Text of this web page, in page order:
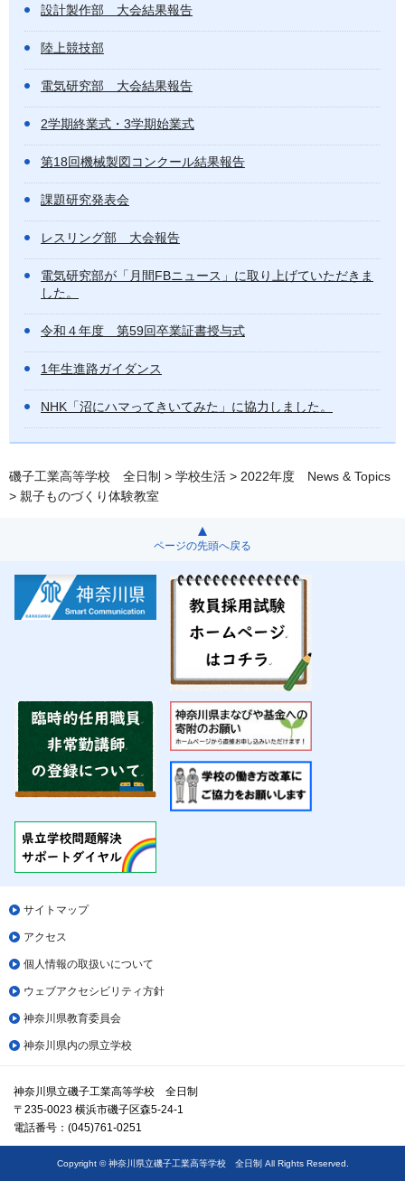
設計製作部 大会結果報告
陸上競技部
電気研究部 大会結果報告
2学期終業式・3学期始業式
第18回機械製図コンクール結果報告
課題研究発表会
レスリング部 大会報告
電気研究部が「月間FBニュース」に取り上げていただきま
した。
令和４年度 第59回卒業証書授与式
1年生進路ガイダンス
NHK「沼にハマってきいてみた」に協力しました。
磯子工業高等学校 全日制 > 学校生活 > 2022年度 News & Topics
> 親子ものづくり体験教室
ページの先頭へ戻る
サイトマップ
アクセス
個人情報の取扱いについて
ウェブアクセシビリティ方針
神奈川県教育委員会
神奈川県内の県立学校
神奈川県立磯子工業高等学校 全日制
〒235-0023 横浜市磯子区森5-24-1
電話番号：(045)761-0251
Copyright © 神奈川県立磯子工業高等学校 全日制 All Rights Reserved.